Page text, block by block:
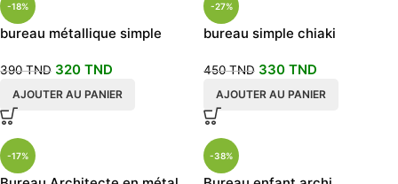
-18%
bureau métallique simple
390TND 320 TND
AJOUTER AU PANIER
-27%
bureau simple chiaki
450TND 330 TND
AJOUTER AU PANIER
-17% -38%